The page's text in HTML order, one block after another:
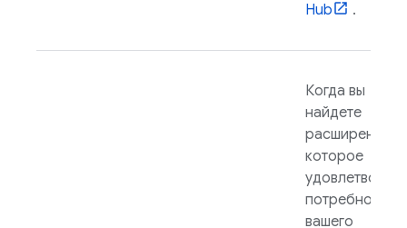
Hub
.
Когда вы
найдете
расширение,
которое
удовлетворяет
потребности
вашего